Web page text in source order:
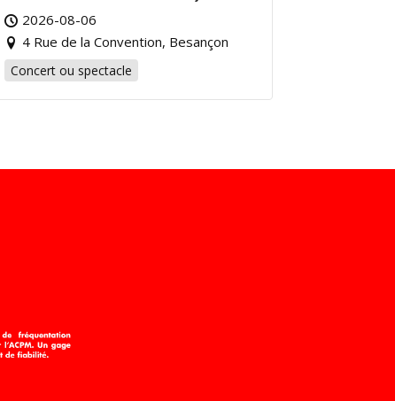
2026-08-06
4 Rue de la Convention, Besançon
Concert ou spectacle